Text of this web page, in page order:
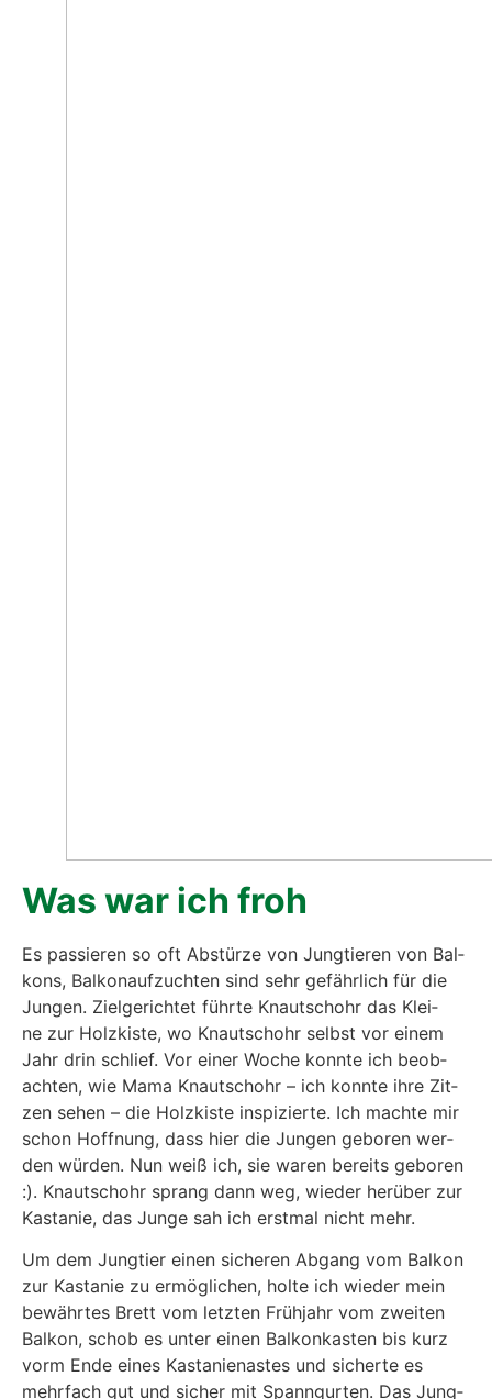
Was war ich froh
Es pas­sie­ren so oft Abstür­ze von Jung­tie­ren von Bal­
kons, Bal­kon­auf­zuch­ten sind sehr gefähr­lich für die
Jun­gen. Ziel­ge­rich­tet führ­te Knautsch­ohr das Klei­
ne zur Holz­kis­te, wo Knautsch­ohr selbst vor einem
Jahr drin schlief. Vor einer Woche konn­te ich beob­
ach­ten, wie Mama Knautsch­ohr – ich konn­te ihre Zit­
zen sehen – die Holz­kis­te inspi­zier­te. Ich mach­te mir
schon Hoff­nung, dass hier die Jun­gen gebo­ren wer­
den wür­den. Nun weiß ich, sie waren bereits gebo­ren
:). Knautsch­ohr sprang dann weg, wie­der her­über zur
Kas­ta­nie, das Jun­ge sah ich erst­mal nicht mehr.
Um dem Jung­tier einen siche­ren Abgang vom Bal­kon
zur Kas­ta­nie zu ermög­li­chen, hol­te ich wie­der mein
bewähr­tes Brett vom letz­ten Früh­jahr vom zwei­ten
Bal­kon, schob es unter einen Bal­kon­kas­ten bis kurz
vorm Ende eines Kas­ta­ni­en­as­tes und sicher­te es
mehr­fach gut und sicher mit Spann­gur­ten. Das Jung­